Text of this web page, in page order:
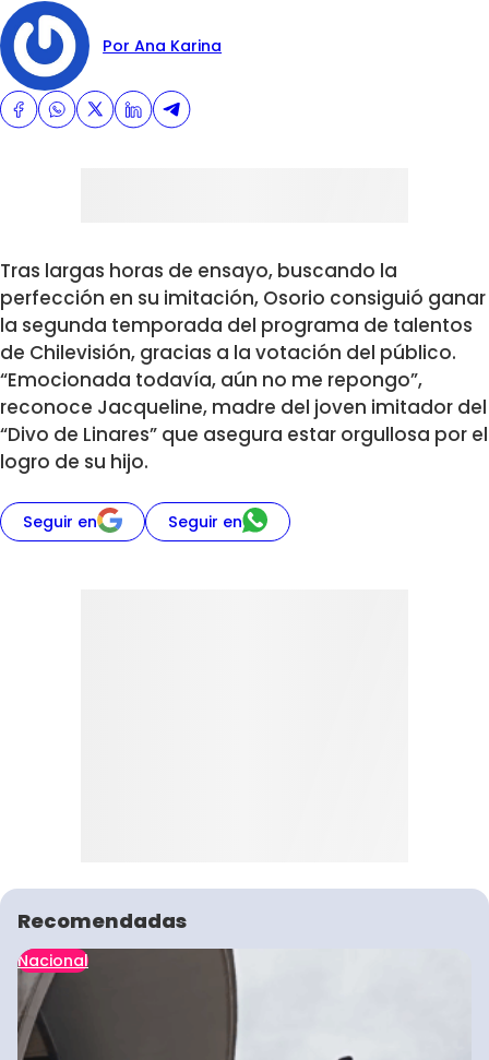
Por Ana Karina
Tras largas horas de ensayo, buscando la
perfección en su imitación, Osorio consiguió ganar
la segunda temporada del programa de talentos
de Chilevisión, gracias a la votación del público.
“Emocionada todavía, aún no me repongo”,
reconoce Jacqueline, madre del joven imitador del
“Divo de Linares” que asegura estar orgullosa por el
logro de su hijo.
Seguir en Seguir en
Recomendadas
Nacional